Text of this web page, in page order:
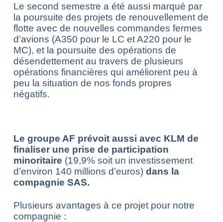
Le second semestre a été aussi marqué par
la poursuite des projets de renouvellement de
flotte avec de nouvelles commandes fermes
d’avions (A350 pour le LC et A220 pour le
MC), et la poursuite des opérations de
désendettement au travers de plusieurs
opérations financières qui améliorent peu à
peu la situation de nos fonds propres
négatifs.
Le groupe AF prévoit aussi avec KLM de
finaliser une prise de participation
minoritaire (19,9% soit un investissement
d’environ 140 millions d’euros) dans la
compagnie SAS.
Plusieurs avantages à ce projet pour notre
compagnie :